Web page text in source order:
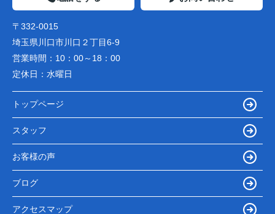
〒332-0015
埼玉県川口市川口２丁目6-9
営業時間： 10：00～18：00
定休日： 水曜日
トップページ
スタッフ
お客様の声
ブログ
アクセスマップ